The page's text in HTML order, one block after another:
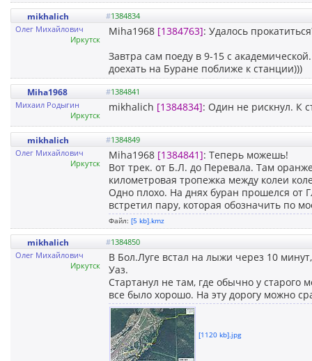
mikhalich #1384834
Олег Михайлович
Иркутск
Miha1968 [1384763]: Удалось
Завтра сам поеду в 9-15 с
доехать на Буране поближе к станции)))
Miha1968 #1384841
Михаил Родыгин
Иркутск
mikhalich [1384834]: Один не рискнул. К
mikhalich #1384849
Олег Михайлович
Иркутск
Miha1968 [1384841]: Теперь можешь!
Вот трек. от Б.Л. до Перевала. Там
километровая тропежка между колеи
Одно плохо. На днях буран прошелся от
встретил пару, которая обозначить по
Файл: [5 kb].kmz
mikhalich #1384850
Олег Михайлович
Иркутск
В Бол.Луге встал на лыжи через 10
Уаз.
Стартанул не там, где обычно у старого
все было хорошо. На эту дорогу можно
[1120 kb].jpg